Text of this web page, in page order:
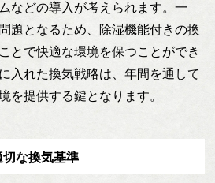
などの導入が考えられます。一
題となるため、除湿機能付きの換
とで快適な環境を保つことができ
入れた換気戦略は、年間を通して
を提供する鍵となります。
な換気基準